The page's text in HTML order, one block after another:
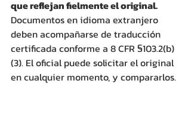
que reflejan fielmente el original.
Documentos en idioma extranjero
deben acompañarse de traducción
certificada conforme a 8 CFR §103.2(b)
(3). El oficial puede solicitar el original
en cualquier momento, y compararlos.